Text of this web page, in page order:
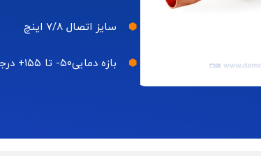
سایز اتصال ۷/۸ اینچ
بازه دمایی۵۰- تا ۱۵۵+ درجه سانتی گراد